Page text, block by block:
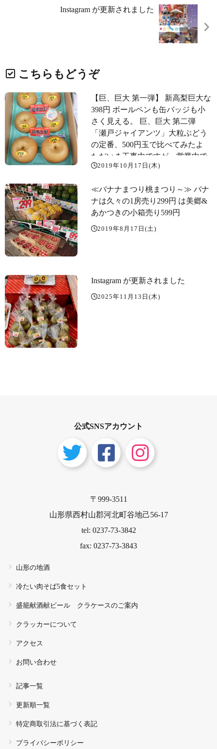
Instagram が更新されました
こちらもどうぞ
【巨、巨大 第一弾️】 新高梨巨大な
398円 ボールペンも缶バッジも小
さく見える。 巨、巨大 第二弾️
「瀬戸ジャイアンツ」大粒ぶどう
の定番、500円玉で比べてみたよ
ただいま工事中ですが、営業中で
す。御不便をお掛け致しますが、
2019年10月17日(木)
≪バナナまつり桃まつり～️≫ バナ
ナは久々の1房売り299円 は美郷&
あかつきの小箱売り599円
2019年8月17日(土)
Instagram が更新されました
2025年11月13日(木)
公式SNSアカウント
〒999-3511
山形県西村山郡河北町谷地己56-17
tel: 0237-73-3842
fax: 0237-73-3843
山形の地酒
冷たい肉そば5食セット
盛籠献酒献ビール クラケースのご案内
クラッカーについて
アクセス
お問い合わせ
記事一覧
更新順一覧
特定商取引法に基づく表記
プライバシーポリシー